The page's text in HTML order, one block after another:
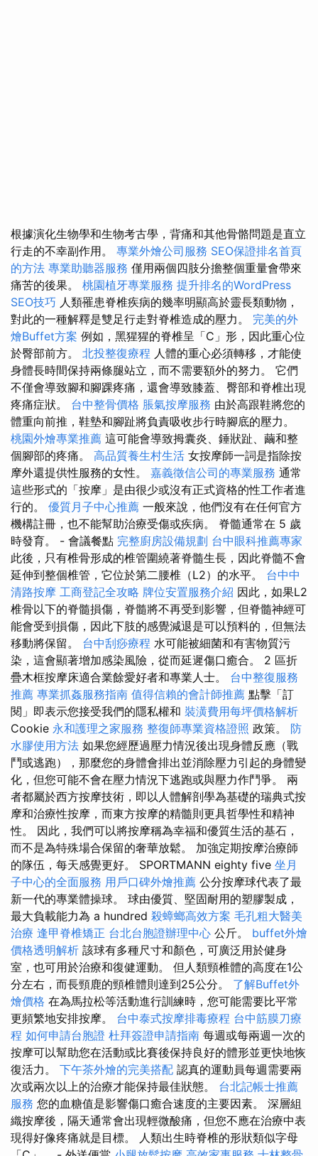
根據演化生物學和生物考古學，背痛和其他骨骼問題是直立
行走的不幸副作用。 專業外燴公司服務 SEO保證排名首頁
的方法 專業助聽器服務 僅用兩個四肢分擔整個重量會帶來
痛苦的後果。 桃園植牙專業服務 提升排名的WordPress
SEO技巧 人類罹患脊椎疾病的幾率明顯高於靈長類動物，
對此的一種解釋是雙足行走對脊椎造成的壓力。 完美的外
燴Buffet方案 例如，黑猩猩的脊椎呈「C」形，因此重心位
於臀部前方。 北投整復療程 人體的重心必須轉移，才能使
身體長時間保持兩條腿站立，而不需要額外的努力。 它們
不僅會導致腳和腳踝疼痛，還會導致膝蓋、臀部和脊椎出現
疼痛症狀。 台中整骨價格 脹氣按摩服務 由於高跟鞋將您的
體重向前推，鞋墊和腳趾將負責吸收步行時腳底的壓力。
桃園外燴專業推薦 這可能會導致拇囊炎、錘狀趾、繭和整
個腳部的疼痛。 高品質養生村生活 女按摩師一詞是指除按
摩外還提供性服務的女性。 嘉義徵信公司的專業服務 通常
這些形式的「按摩」是由很少或沒有正式資格的性工作者進
行的。 優質月子中心推薦 一般來說，他們沒有在任何官方
機構註冊，也不能幫助治療受傷或疾病。 脊髓通常在 5 歲
時發育。 - 會議餐點 完整廚房設備規劃 台中眼科推薦專家
此後，只有椎骨形成的椎管圍繞著脊髓生長，因此脊髓不會
延伸到整個椎管，它位於第二腰椎（L2）的水平。 台中中
清路按摩 工商登記全攻略 牌位安置服務介紹 因此，如果L2
椎骨以下的脊髓損傷，脊髓將不再受到影響，但脊髓神經可
能會受到損傷，因此下肢的感覺減退是可以預料的，但無法
移動將保留。 台中刮痧療程 水可能被細菌和有害物質污
染，這會顯著增加感染風險，從而延遲傷口癒合。 2 區折
疊木框按摩床適合業餘愛好者和專業人士。 台中整復服務
推薦 專業抓姦服務指南 值得信賴的會計師推薦 點擊「訂
閱」即表示您接受我們的隱私權和 裝潢費用每坪價格解析
Cookie 永和護理之家服務 整復師專業資格證照 政策。 防
水膠使用方法 如果您經歷過壓力情況後出現身體反應（戰
鬥或逃跑），那麼您的身體會排出並消除壓力引起的身體變
化，但您可能不會在壓力情況下逃跑或與壓力作鬥爭。 兩
者都屬於西方按摩技術，即以人體解剖學為基礎的瑞典式按
摩和治療性按摩，而東方按摩的精髓則更具哲學性和精神
性。 因此，我們可以將按摩稱為幸福和優質生活的基石，
而不是為特殊場合保留的奢華放鬆。 加強定期按摩治療師
的隊伍，每天感覺更好。 SPORTMANN eighty five 坐月
子中心的全面服務 用戶口碑外燴推薦 公分按摩球代表了最
新一代的專業體操球。 球由優質、堅固耐用的塑膠製成，
最大負載能力為 a hundred 殺蟑螂高效方案 毛孔粗大醫美
治療 逢甲脊椎矯正 台北台胞證辦理中心 公斤。 buffet外燴
價格透明解析 該球有多種尺寸和顏色，可廣泛用於健身
室，也可用於治療和復健運動。 但人類頸椎體的高度在1公
分左右，而長頸鹿的頸椎體則達到25公分。 了解Buffet外
燴價格 在為馬拉松等活動進行訓練時，您可能需要比平常
更頻繁地安排按摩。 台中泰式按摩排毒療程 台中筋膜刀療
程 如何申請台胞證 杜拜簽證申請指南 每週或每兩週一次的
按摩可以幫助您在活動或比賽後保持良好的體形並更快地恢
復活力。 下午茶外燴的完美搭配 認真的運動員每週需要兩
次或兩次以上的治療才能保持最佳狀態。 台北記帳士推薦
服務 您的血糖值是影響傷口癒合速度的主要因素。 深層組
織按摩後，隔天通常會出現輕微酸痛，但您不應在治療中表
現得好像疼痛就是目標。 人類出生時脊椎的形狀類似字母